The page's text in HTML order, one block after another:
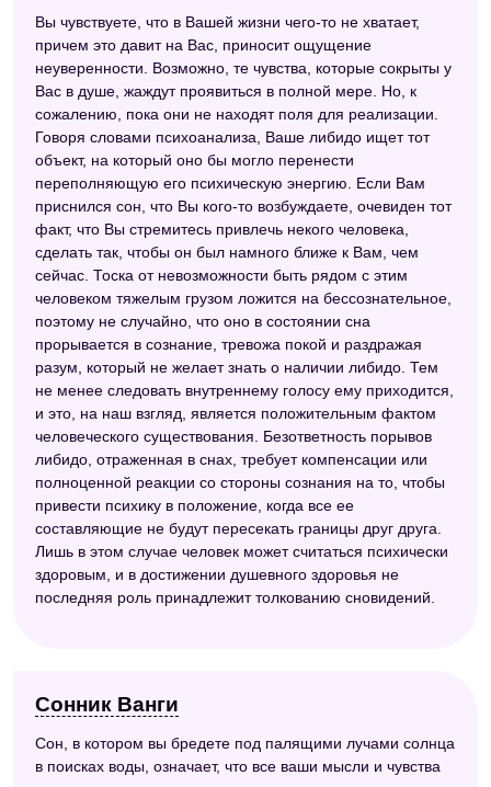
Вы чувствуете, что в Вашей жизни чего-то не хватает,
причем это давит на Вас, приносит ощущение
неуверенности. Возможно, те чувства, которые сокрыты у
Вас в душе, жаждут проявиться в полной мере. Но, к
сожалению, пока они не находят поля для реализации.
Говоря словами психоанализа, Ваше либидо ищет тот
объект, на который оно бы могло перенести
переполняющую его психическую энергию. Если Вам
приснился сон, что Вы кого-то возбуждаете, очевиден тот
факт, что Вы стремитесь привлечь некого человека,
сделать так, чтобы он был намного ближе к Вам, чем
сейчас. Тоска от невозможности быть рядом с этим
человеком тяжелым грузом ложится на бессознательное,
поэтому не случайно, что оно в состоянии сна
прорывается в сознание, тревожа покой и раздражая
разум, который не желает знать о наличии либидо. Тем
не менее следовать внутреннему голосу ему приходится,
и это, на наш взгляд, является положительным фактом
человеческого существования. Безответность порывов
либидо, отраженная в снах, требует компенсации или
полноценной реакции со стороны сознания на то, чтобы
привести психику в положение, когда все ее
составляющие не будут пересекать границы друг друга.
Лишь в этом случае человек может считаться психически
здоровым, и в достижении душевного здоровья не
последняя роль принадлежит толкованию сновидений.
Сонник Ванги
Сон, в котором вы бредете под палящими лучами солнца
в поисках воды, означает, что все ваши мысли и чувства